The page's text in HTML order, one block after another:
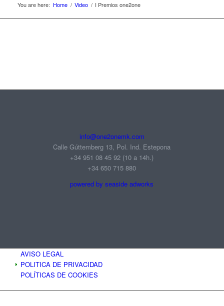
You are here: Home / Video / I Premios one2one
info@one2onemk.com
Calle Gúttemberg 13, Pol. Ind. Estepona
+34 951 08 45 92‬ (10 a 14h.)
+34 650 715 880
powered by seaside adworks
AVISO LEGAL
POLITICA DE PRIVACIDAD
POLÍTICAS DE COOKIES